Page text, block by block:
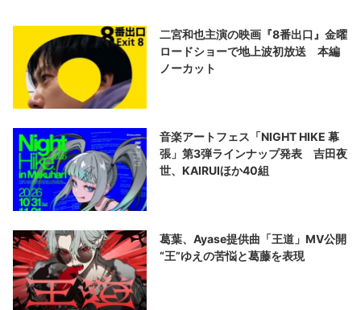
二宮和也主演の映画『8番出口』金曜
ロードショーで地上波初放送 本編
ノーカット
音楽アートフェス「NIGHT HIKE 幕
張」第3弾ラインナップ発表 吉田夜
世、KAIRUIほか40組
葛葉、Ayase提供曲「王道」MV公開
“王”ゆえの苦悩と葛藤を表現